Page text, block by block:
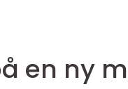
en ny